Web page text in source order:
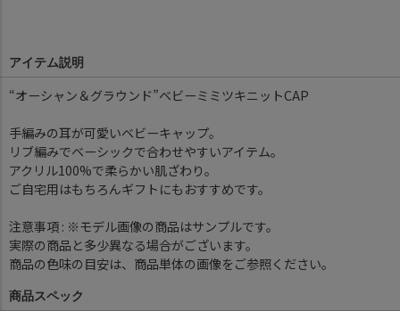
アイテム説明
“オーシャン＆グラウンド”ベビーミミツキニットCAP
手編みの耳が可愛いベビーキャップ。
リブ編みでベーシックで合わせやすいアイテム。
アクリル100%で柔らかい肌ざわり。
ご自宅用はもちろんギフトにもおすすめです。
注意事項 : ※モデル画像の商品はサンプルです。
実際の商品と多少異なる場合がございます。
商品の色味の目安は、商品単体の画像をご参照ください。
商品スペック